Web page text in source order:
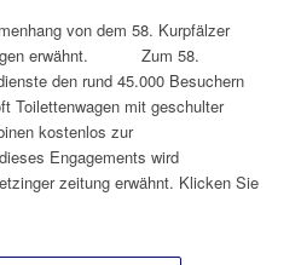
von dem 58. Kurpfälzer
erwähnt. Zum 58.
den rund 45.000 Besuchern
Toilettenwagen mit geschulter
kostenlos zur
Engagements wird
zeitung erwähnt. Klicken Sie